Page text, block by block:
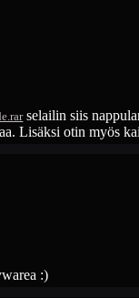
selailin siis
Lisäksi otin myös
:)